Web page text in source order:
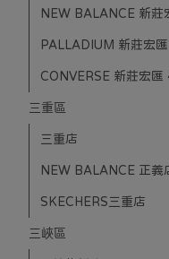
NEW BALANCE 新莊
PALLADIUM 新莊宏
CONVERSE 新莊宏匯
三重區
三重店
NEW BALANCE 正義
SKECHERS三重店
三峽區